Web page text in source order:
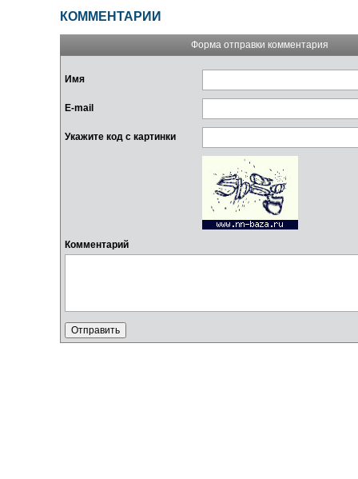
КОММЕНТАРИИ
Форма отправки комментария
Имя
E-mail
Укажите код с картинки
Комментарий